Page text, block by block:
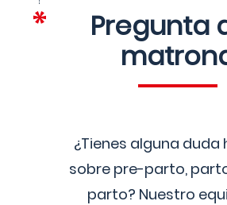
Pregunta
¿Tienes alguna duda
sobre pre-parto,
parto? Nuestro